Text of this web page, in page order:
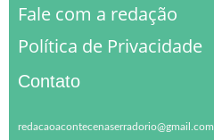
Fale com a redação
Política de Privacidade
Contato
redacaoacontecenaserradorio@gmail.com